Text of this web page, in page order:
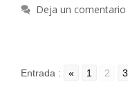
Deja un comentario
Entrada : « 1 2 3